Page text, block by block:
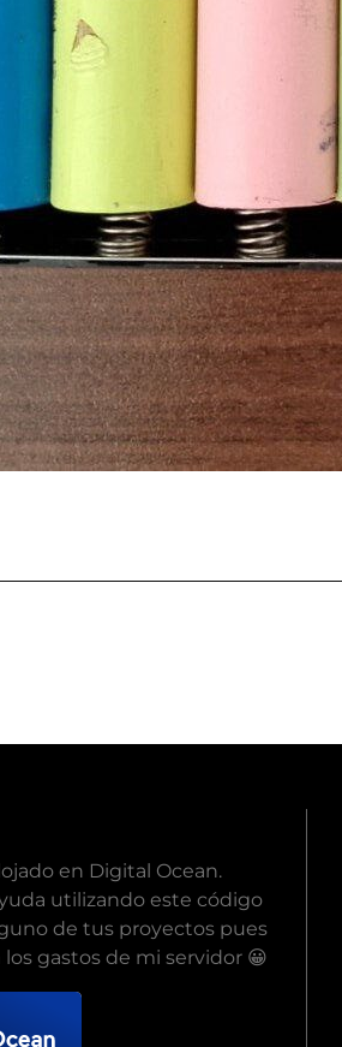
en Digital Ocean.
utilizando este código
de tus proyectos pues
gastos de mi servidor 😀